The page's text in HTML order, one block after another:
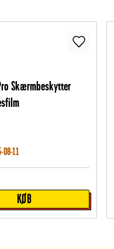
Skærmbeskytter
08-11
KØB